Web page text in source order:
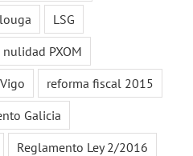
louga
LSG
nulidad PXOM
reforma fiscal 2015
Galicia
Reglamento Ley 2/2016